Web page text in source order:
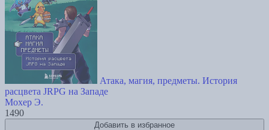
Атака, магия, предметы. История
расцвета JRPG на Западе
Мохер Э.
1490
Добавить в избранное